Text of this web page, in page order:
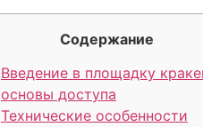
Содержание
Введение в площадку
основы доступа
Технические особенности